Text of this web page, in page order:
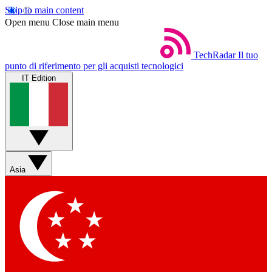
Skip to main content
Open menu Close main menu
TechRadar Il tuo
punto di riferimento per gli acquisti tecnologici
IT Edition
Asia